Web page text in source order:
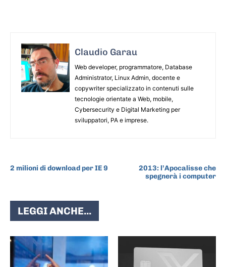
Claudio Garau
Web developer, programmatore, Database
Administrator, Linux Admin, docente e
copywriter specializzato in contenuti sulle
tecnologie orientate a Web, mobile,
Cybersecurity e Digital Marketing per
sviluppatori, PA e imprese.
2 milioni di download per IE 9
2013: l’Apocalisse che
spegnerà i computer
LEGGI ANCHE...